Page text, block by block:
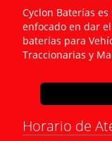
Cyclon Baterías
enfocado en dar
baterías para
Traccionarias y
Horario de